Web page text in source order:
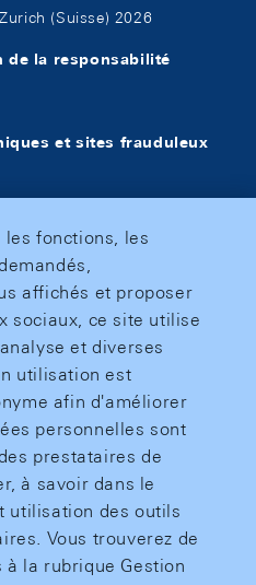
(Suisse) 2026
de la responsabilité
et sites frauduleux
fonctions, les
affichés et proposer
sociaux, ce site utilise
et diverses
utilisation est
afin d'améliorer
personnelles sont
prestataires de
à savoir dans le
utilisation des outils
Vous trouverez de
la rubrique Gestion